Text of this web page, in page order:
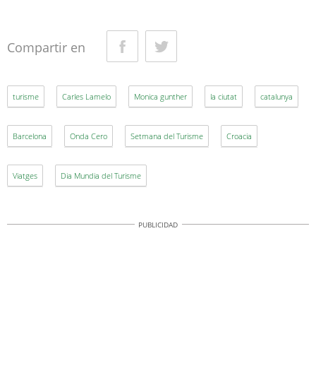
Compartir en
turisme Carles Lamelo Monica gunther la ciutat catalunya
Barcelona Onda Cero Setmana del Turisme Croacia
Viatges Dia Mundia del Turisme
PUBLICIDAD